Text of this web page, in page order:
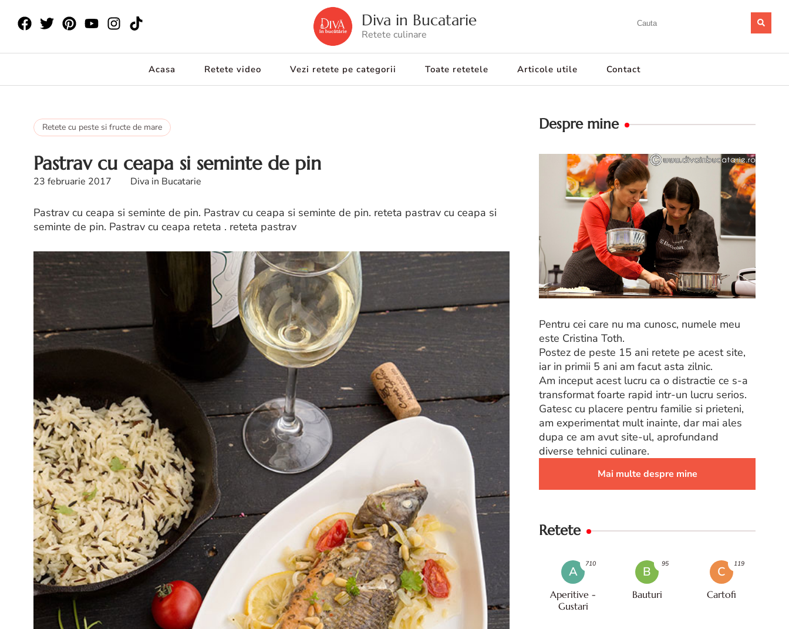
Diva in Bucatarie
Retete culinare
Acasa Retete video Vezi retete pe categorii Toate retetele Articole utile Contact
Retete cu peste si fructe de mare
Pastrav cu ceapa si seminte de pin
23 februarie 2017 Diva in Bucatarie
Pastrav cu ceapa si seminte de pin. Pastrav cu ceapa si seminte de pin. reteta pastrav cu ceapa si
seminte de pin. Pastrav cu ceapa reteta . reteta pastrav
Despre mine
Pentru cei care nu ma cunosc, numele meu
este Cristina Toth.
Postez de peste 15 ani retete pe acest site,
iar in primii 5 ani am facut asta zilnic.
Am inceput acest lucru ca o distractie ce s-a
transformat foarte rapid intr-un lucru serios.
Gatesc cu placere pentru familie si prieteni,
am experimentat mult inainte, dar mai ales
dupa ce am avut site-ul, aprofundand
diverse tehnici culinare.
Mai multe despre mine
Retete
A
Aperitive -
Gustari
710
B
Bauturi
95
C
Cartofi
119